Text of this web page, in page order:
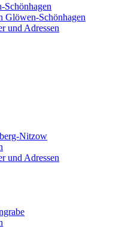
Schönhagen
Glöwen-Schönhagen
und Adressen
Nitzow
und Adressen